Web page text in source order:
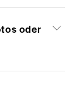
oder